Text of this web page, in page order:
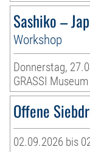
Sashiko –
Workshop
Donnerstag,
GRASSI
Offene
02.09.2026 bis